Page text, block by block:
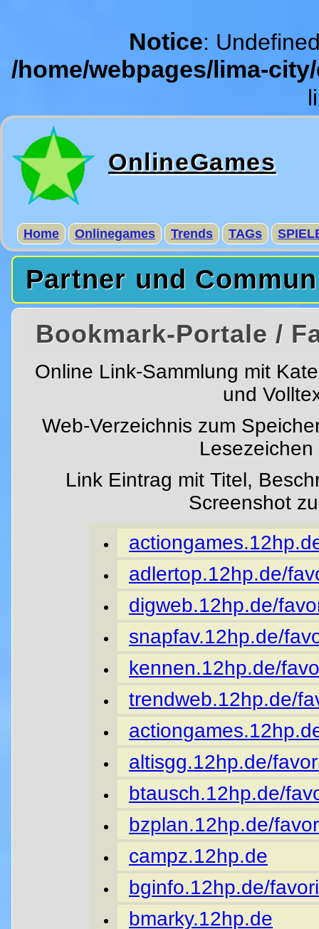
Notice:
/home/webpages/lima-
OnlineGames
Home Onlinegames Trends TAGs
Partner und
Bookmark-Portale /
Online Link-Sammlung mit
und
Web-Verzeichnis zum
Link Eintrag mit Titel,
Screenshot
adlertop.12hp.de/
digweb.12hp.de/
snapfav.12hp.de/
kennen.12hp.de/
trendweb.12hp.de/
altisgg.12hp.de/
btausch.12hp.de/
bzplan.12hp.de/
campz.12hp.de
bginfo.12hp.de/
bmarky.12hp.de